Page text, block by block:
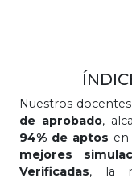
Nuestros
de aprobado,
94% de aptos
mejores
Verificadas, la